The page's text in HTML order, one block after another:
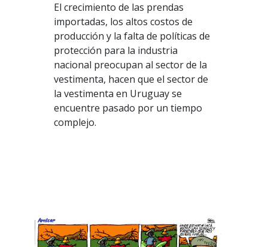
El crecimiento de las prendas
importadas, los altos costos de
producción y la falta de políticas de
protección para la industria
nacional preocupan al sector de la
vestimenta, hacen que el sector de
la vestimenta en Uruguay se
encuentre pasado por un tiempo
complejo.